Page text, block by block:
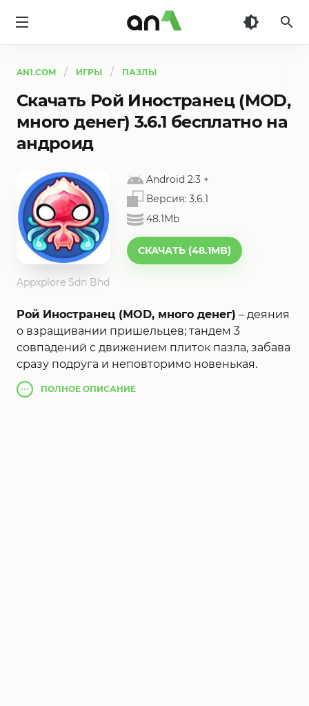
AN1.COM ИГРЫ ПАЗЛЫ
Скачать Рой Иностранец (MOD,
много денег) 3.6.1 бесплатно на
андроид
Android 2.3 +
Версия: 3.6.1
48.1Mb
СКАЧАТЬ (48.1MB)
Appxplore Sdn Bhd
Рой Иностранец (MOD, много денег) – деяния
о взращивании пришельцев; тандем 3
совпадений с движением плиток пазла, забава
сразу подруга и неповторимо новенькая.
Перемещайте плитки для совпадений –
внеземные дети вылупятся из 3-х
ПОЛНОЕ ОПИСАНИЕ